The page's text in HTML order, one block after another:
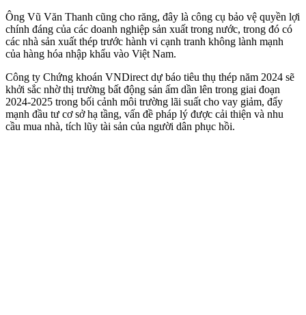
Ông Vũ Văn Thanh cũng cho răng, đây là công cụ bảo vệ quyền lợi
chính đáng của các doanh nghiệp sản xuất trong nước, trong đó có
các nhà sản xuất thép trước hành vi cạnh tranh không lành mạnh
của hàng hóa nhập khẩu vào Việt Nam.
Công ty Chứng khoán VNDirect dự báo tiêu thụ thép năm 2024 sẽ
khởi sắc nhờ thị trường bất động sản ấm dần lên trong giai đoạn
2024-2025 trong bối cảnh môi trường lãi suất cho vay giảm, đẩy
mạnh đầu tư cơ sở hạ tầng, vấn đề pháp lý được cải thiện và nhu
cầu mua nhà, tích lũy tài sản của người dân phục hồi.